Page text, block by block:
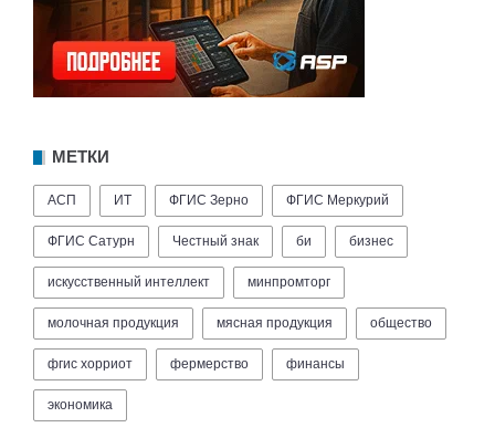
МЕТКИ
АСП ИТ ФГИС Зерно ФГИС Меркурий
ФГИС Сатурн Честный знак би бизнес
искусственный интеллект минпромторг
молочная продукция мясная продукция общество
фгис хорриот фермерство финансы
экономика